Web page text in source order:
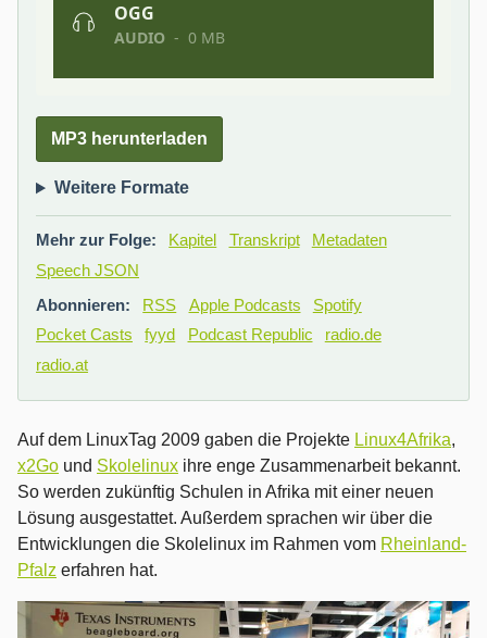
MP3 herunterladen
Weitere Formate
Mehr zur Folge: Kapitel Transkript
Metadaten
Speech JSON
Abonnieren:
RSS Apple Podcasts
Spotify
Pocket Casts
fyyd Podcast Republic
radio.de
radio.at
Auf dem LinuxTag 2009 gaben die Projekte Linux4Afrika,
x2Go und Skolelinux ihre enge Zusammenarbeit bekannt.
So werden zukünftig Schulen in Afrika mit einer neuen
Lösung ausgestattet. Außerdem sprachen wir über die
Entwicklungen die Skolelinux im Rahmen vom Rheinland-
Pfalz erfahren hat.